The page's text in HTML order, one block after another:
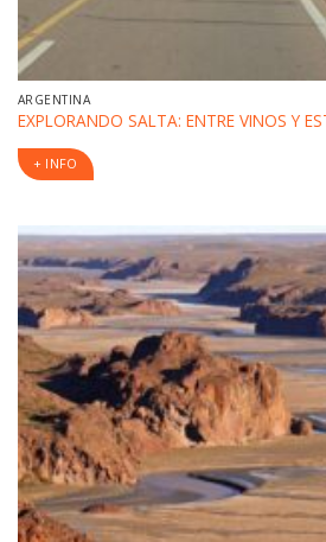
ARGENTINA
EXPLORANDO SALTA: ENTRE VINOS Y
+ INFO